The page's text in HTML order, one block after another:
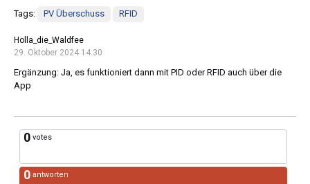
Tags: PV Überschuss RFID
Holla_die_Waldfee
29. Oktober 2024 14:30
Ergänzung: Ja, es funktioniert dann mit PID oder RFID auch über die
App
0 votes
0 antworten